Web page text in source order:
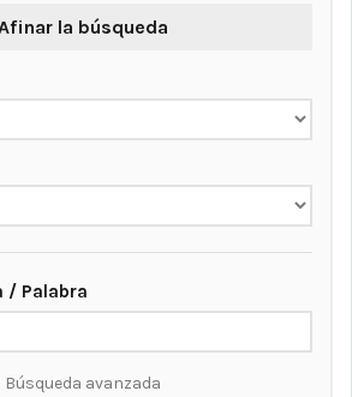
la búsqueda
/ Palabra
Búsqueda avanzada